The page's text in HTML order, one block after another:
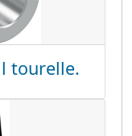
tourelle.